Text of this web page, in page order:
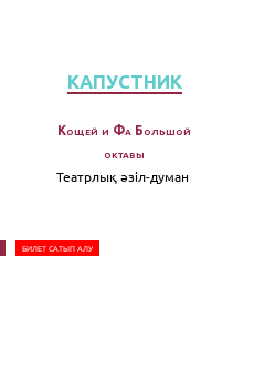
КАПУСТНИК
Кощей и Фа Большой
октавы
Театрлық әзiл-думан
БИЛЕТ САТЫП АЛУ